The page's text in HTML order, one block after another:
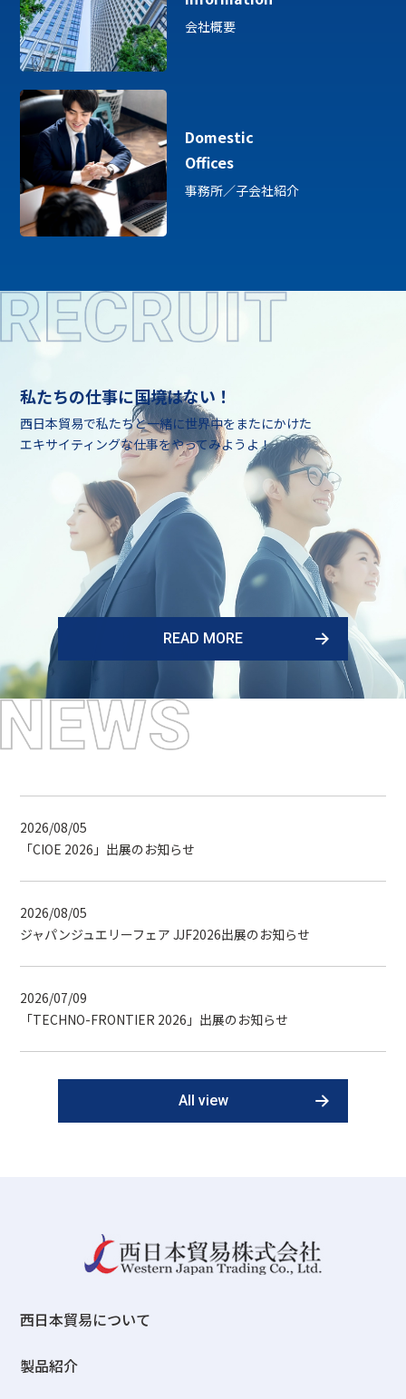
会社概要
Domestic
Offices
事務所／子会社紹介
私たちの仕事に国境はない！
西日本貿易で私たちと一緒に世界中をまたにかけた
エキサイティングな仕事をやってみようよ！
READ MORE
2026/08/05
「CIOE 2026」出展のお知らせ
2026/08/05
ジャパンジュエリーフェア JJF2026出展のお知らせ
2026/07/09
「TECHNO-FRONTIER 2026」出展のお知らせ
All view
西日本貿易について
製品紹介